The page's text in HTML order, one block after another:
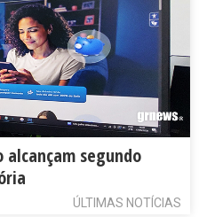
alcançam segundo
ÚLTIMAS NOTÍCIAS